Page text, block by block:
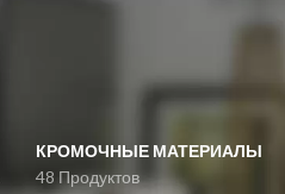
КРОМОЧНЫЕ МАТЕРИАЛЫ
48 Продуктов